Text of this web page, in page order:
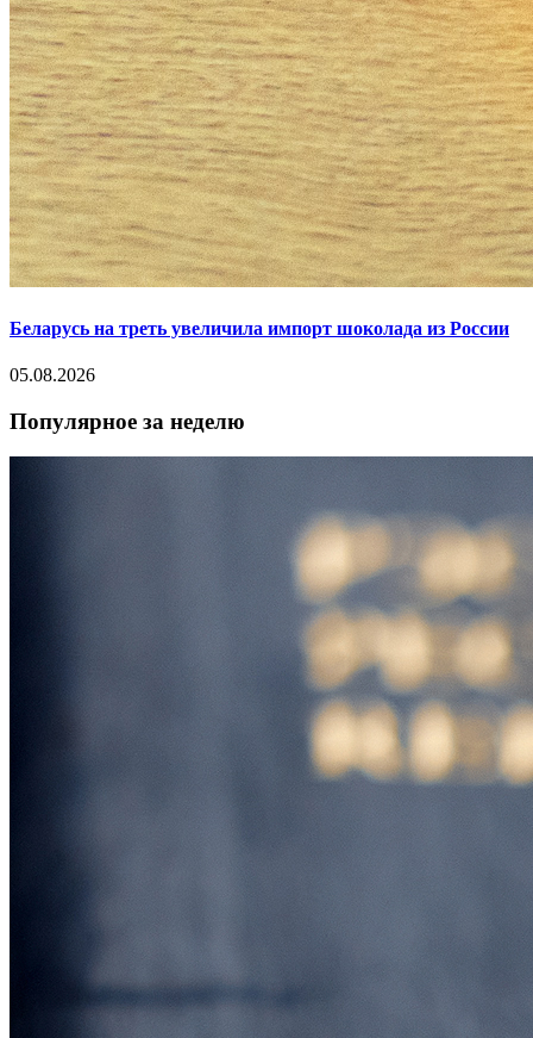
Беларусь на треть увеличила импорт шоколада из России
05.08.2026
Популярное за неделю